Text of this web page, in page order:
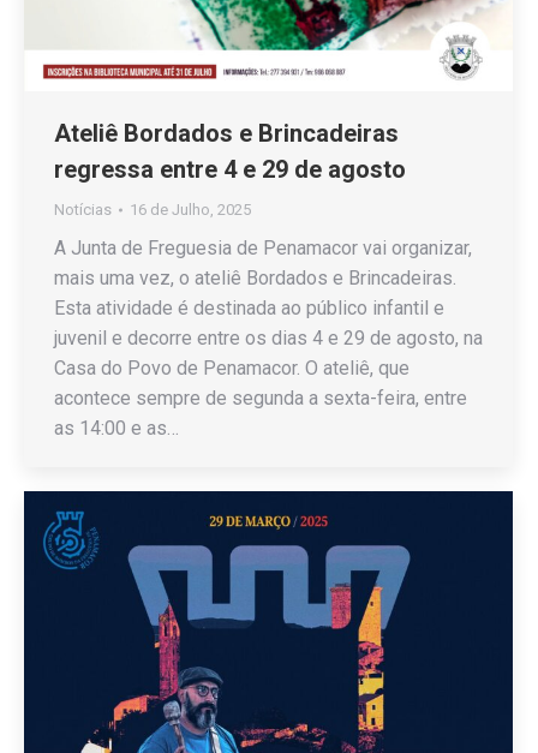
Ateliê Bordados e Brincadeiras
regressa entre 4 e 29 de agosto
Notícias 16 de Julho, 2025
A Junta de Freguesia de Penamacor vai organizar,
mais uma vez, o ateliê Bordados e Brincadeiras.
Esta atividade é destinada ao público infantil e
juvenil e decorre entre os dias 4 e 29 de agosto, na
Casa do Povo de Penamacor. O ateliê, que
acontece sempre de segunda a sexta-feira, entre
as 14:00 e as…